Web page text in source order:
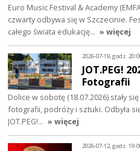
Euro Music Festival & Academy
czwarty odbywa się w Szczecinie.
całego świata edukację… » więcej
2026-07-19, godz.
JOT.PEG!
Fotografii
Dolice w sobotę (18.07.2026) stały
fotografii, podróży i sztuki. Odbyła
JOT.PEG!… » więcej
2026-07-12, godz.